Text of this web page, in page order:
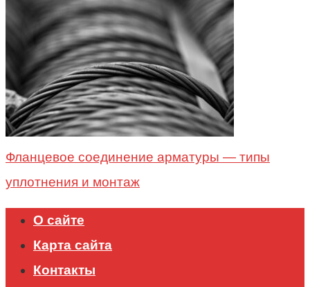
Фланцевое соединение арматуры — типы
уплотнения и монтаж
О сайте
Карта сайта
Контакты